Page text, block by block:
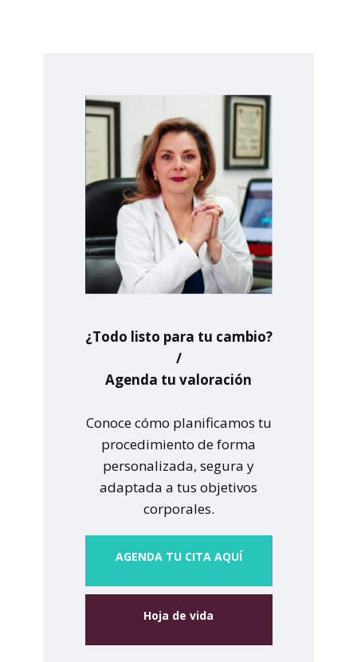
¿Todo listo para tu cambio?
/
Agenda tu valoración
Conoce cómo planificamos tu
procedimiento de forma
personalizada, segura y
adaptada a tus objetivos
corporales.
AGENDA TU CITA AQUÍ
Hoja de vida